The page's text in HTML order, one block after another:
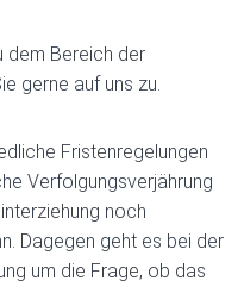
dem Bereich der
gerne auf uns zu.
Fristenregelungen
Verfolgungsverjährung
noch
Dagegen geht es bei der
um die Frage, ob das